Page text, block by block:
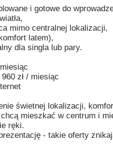
i gotowe do
mimo centralnej lokalizacji,
latem),
dla singla lub pary.
zł / miesiąc
świetnej lokalizacji,
mieszkać w centrum i
ręki.
- takie oferty